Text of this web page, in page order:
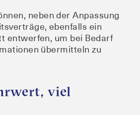
neben der Anpas­sung
eben­falls ein
ent­wer­fen, um bei Bedarf
über­mit­teln zu
viel